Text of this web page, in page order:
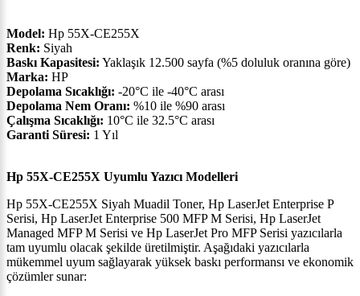
Model: Hp 55X-CE255X
Renk: Siyah
Baskı Kapasitesi: Yaklaşık 12.500 sayfa (%5 doluluk oranına göre)
Marka: HP
Depolama Sıcaklığı: -20°C ile -40°C arası
Depolama Nem Oranı: %10 ile %90 arası
Çalışma Sıcaklığı: 10°C ile 32.5°C arası
Garanti Süresi: 1 Yıl
Hp 55X-CE255X Uyumlu Yazıcı Modelleri
Hp 55X-CE255X Siyah Muadil Toner, Hp LaserJet Enterprise P
Serisi, Hp LaserJet Enterprise 500 MFP M Serisi, Hp LaserJet
Managed MFP M Serisi ve Hp LaserJet Pro MFP Serisi yazıcılarla
tam uyumlu olacak şekilde üretilmiştir. Aşağıdaki yazıcılarla
mükemmel uyum sağlayarak yüksek baskı performansı ve ekonomik
çözümler sunar: